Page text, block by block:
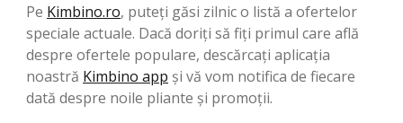
Pe Kimbino.ro, puteți găsi zilnic o listă a ofertelor
speciale actuale. Dacă doriți să fiți primul care află
despre ofertele populare, descărcați aplicația
noastră Kimbino app și vă vom notifica de fiecare
dată despre noile pliante și promoții.